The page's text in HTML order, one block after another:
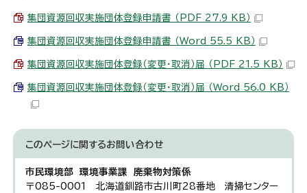
集団資源回収実施団体登録申請書 （PDF 27.9 KB）
集団資源回収実施団体登録申請書 （Word 55.5 KB）
集団資源回収実施団体登録（変更・取消）届 （PDF 21.5 KB）
集団資源回収実施団体登録（変更・取消）届 （Word 56.0 KB）
このページに関するお問い合わせ
市民環境部 環境事業課 廃棄物対策係
〒085-0001 北海道釧路市古川町28番地 清掃センター